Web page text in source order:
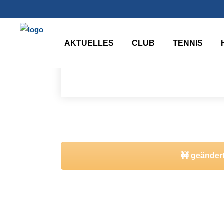
AKTUELLES CLUB TENNIS
Über uns
Kennenlernen, Anfahrt und Kontakt
🚧